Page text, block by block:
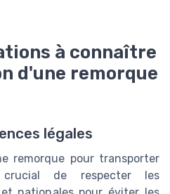
à connaître
d'une remorque
légales
remorque pour transporter
de respecter les